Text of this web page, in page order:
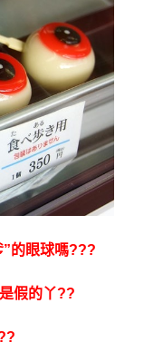
”的眼球嗎???
假的丫??